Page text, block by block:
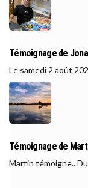
Témoignage de
Le samedi 2 août
Témoignage de
Martin témoigne..